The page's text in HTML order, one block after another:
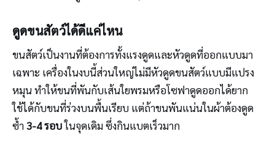
ดูดขนสัตว์ได้ดีแค่ไหน
ขนสัตว์เป็นงานที่ต้องการทั้งแรงดูดและหัวดูดที่ออกแบบมา
เฉพาะ เครื่องในงบนี้ส่วนใหญ่ไม่มีหัวดูดขนสัตว์แบบมีแปรง
หมุน ทำให้ขนที่พันกับเส้นใยพรมหรือโซฟาดูดออกได้ยาก
ใช้ได้กับขนที่ร่วงบนพื้นเรียบ แต่ถ้าขนพันแน่นในผ้าต้องดูด
ซ้ำ 3-4 รอบในจุดเดิม ซึ่งกินแบตเร็วมาก